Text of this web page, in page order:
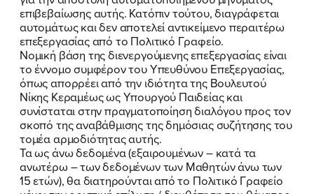
επιβεβαίωσης αυτής. Κατόπιν τούτου, διαγράφεται
αυτομάτως και δεν αποτελεί αντικείμενο περαιτέρω
επεξεργασίας από το Πολιτικό Γραφείο.
Νομική βάση της διενεργούμενης επεξεργασίας είναι
το έννομο συμφέρον του Υπευθύνου Επεξεργασίας,
όπως απορρέει από την ιδιότητα της Βουλευτού
Νίκης Κεραμέως ως Υπουργού Παιδείας και
συνίσταται στην πραγματοποίηση διαλόγου προς τον
σκοπό της αναβάθμισης της δημόσιας συζήτησης του
τομέα αρμοδιότητας αυτής.
Τα ως άνω δεδομένα (εξαιρουμένων – κατά τα
ανωτέρω – των δεδομένων των Μαθητών άνω των
15 ετών), θα διατηρούνται από το Πολιτικό Γραφείο